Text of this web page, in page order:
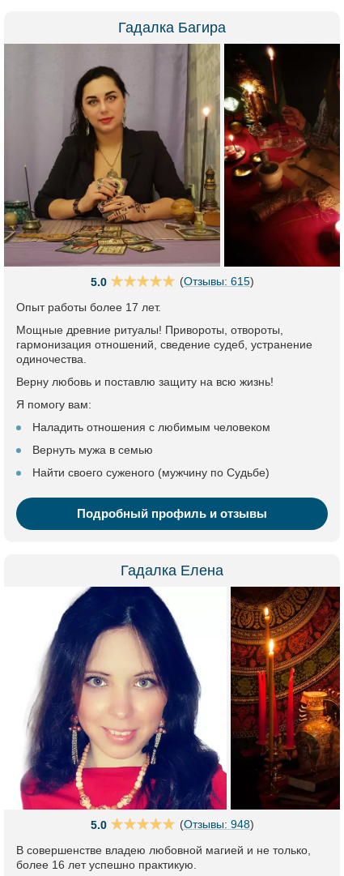
Гадалка Багира
5.0 (Отзывы: 615)
Опыт работы более 17 лет.
Мощные древние ритуалы! Привороты, отвороты,
гармонизация отношений, сведение судеб, устранение
одиночества.
Верну любовь и поставлю защиту на всю жизнь!
Я помогу вам:
Наладить отношения с любимым человеком
Вернуть мужа в семью
Найти своего суженого (мужчину по Судьбе)
Подробный профиль и отзывы
Гадалка Елена
5.0 (Отзывы: 948)
В совершенстве владею любовной магией и не только,
более 16 лет успешно практикую.